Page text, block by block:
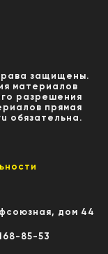
защищены.
материалов
разрешения
прямая
обязательна.
дом 44
85-53